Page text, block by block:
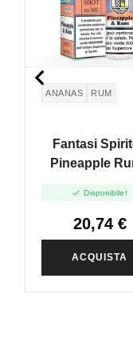
ANANAS RUM
Fantasi
Pineapple
 Disponibile!
20,74 €
ACQUISTA
